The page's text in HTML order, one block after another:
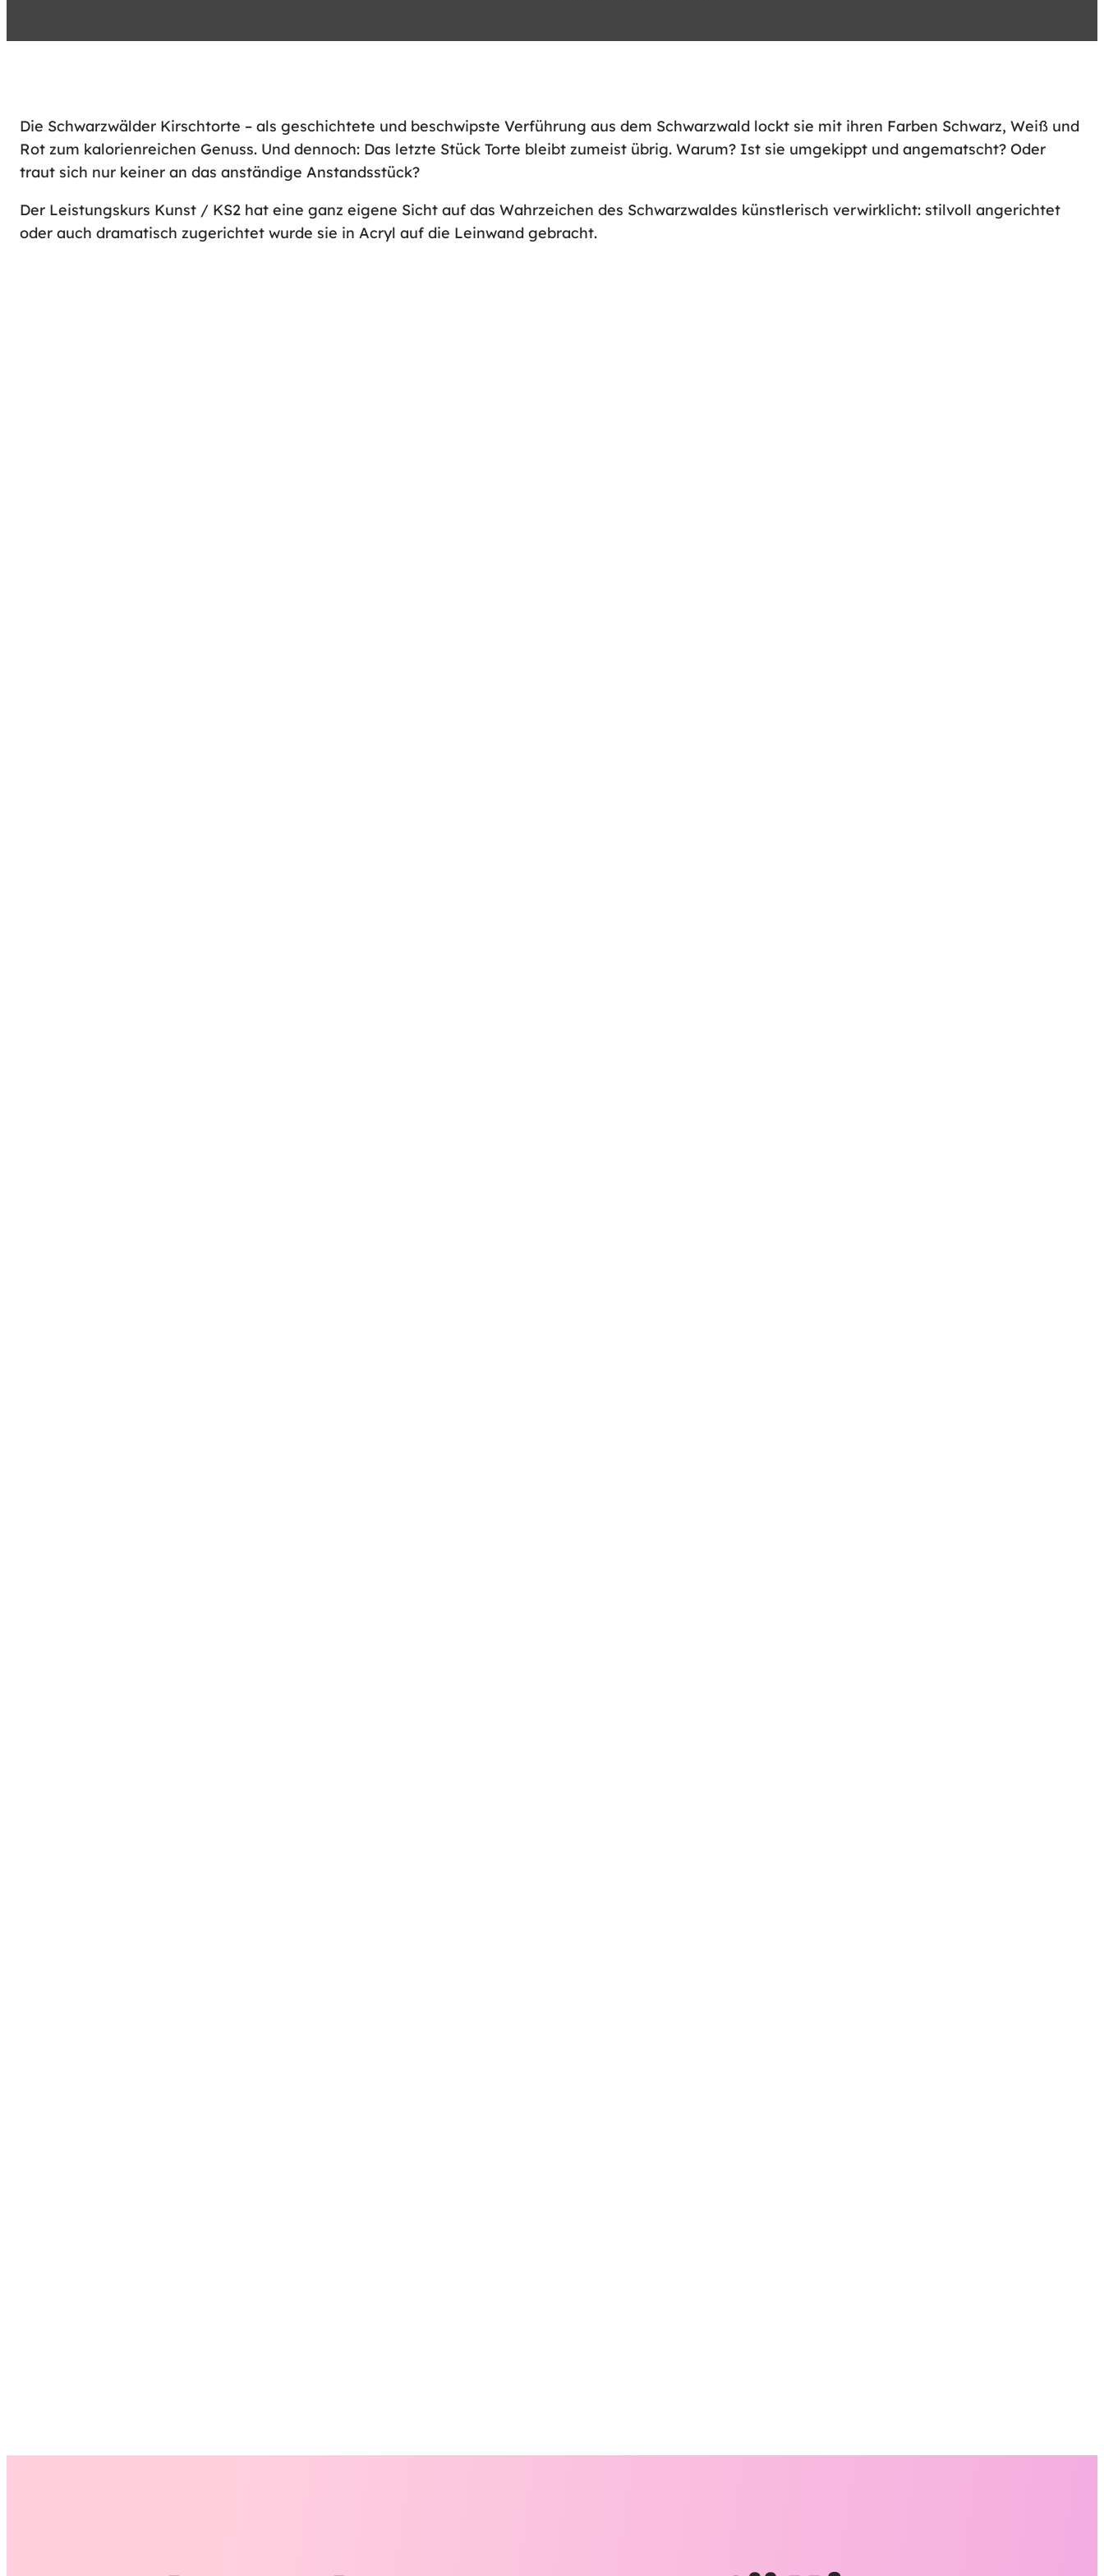
Die Schwarzwälder Kirschtorte – als geschichtete und beschwipste Verführung aus dem Schwarzwald lockt sie mit ihren Farben Schwarz, Weiß und
Rot zum kalorienreichen Genuss. Und dennoch: Das letzte Stück Torte bleibt zumeist übrig. Warum? Ist sie umgekippt und angematscht? Oder
traut sich nur keiner an das anständige Anstandsstück?
Der Leistungskurs Kunst / KS2 hat eine ganz eigene Sicht auf das Wahrzeichen des Schwarzwaldes künstlerisch verwirklicht: stilvoll angerichtet
oder auch dramatisch zugerichtet wurde sie in Acryl auf die Leinwand gebracht.